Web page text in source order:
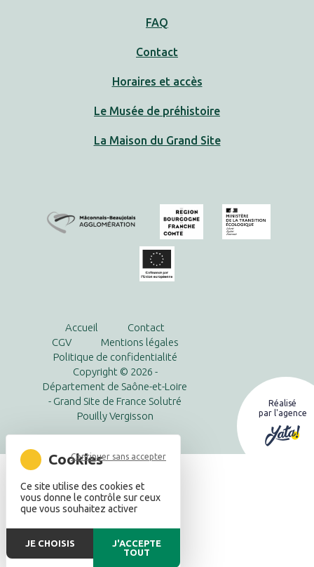
FAQ
Contact
Horaires et accès
Le Musée de préhistoire
La Maison du Grand Site
Accueil
Contact
CGV
Mentions légales
Politique de confidentialité
Copyright © 2026 -
Département de Saône-et-Loire
- Grand Site de France Solutré
Pouilly Vergisson
Réalisé
par l'agence
Ce site utilise des cookies et
vous donne le contrôle sur ceux
que vous souhaitez activer
J'ACCEPTE
TOUT
Continuer sans accepter
JE CHOISIS